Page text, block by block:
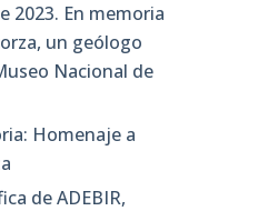
2023. En memoria
un geólogo
Nacional de
Homenaje a
de ADEBIR,